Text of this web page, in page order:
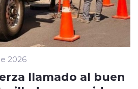
2026
llamado al buen